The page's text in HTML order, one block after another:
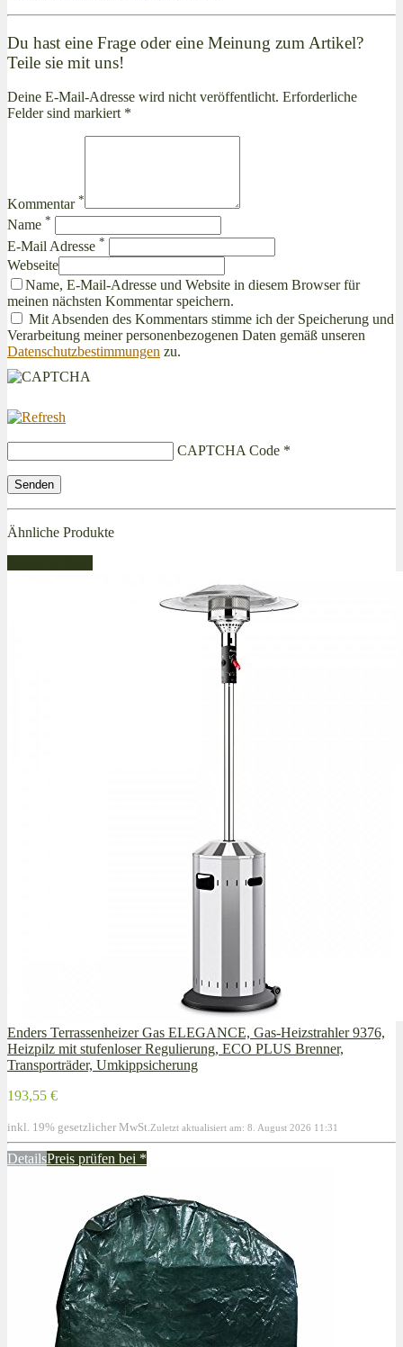
Du hast eine Frage oder eine Meinung zum Artikel?
Teile sie mit uns!
Deine E-Mail-Adresse wird nicht veröffentlicht. Erforderliche
Felder sind markiert *
Kommentar *
Name *
E-Mail Adresse *
Webseite
Name, E-Mail-Adresse und Website in diesem Browser für
meinen nächsten Kommentar speichern.
Mit Absenden des Kommentars stimme ich der Speicherung und
Verarbeitung meiner personenbezogenen Daten gemäß unseren
Datenschutzbestimmungen zu.
CAPTCHA Code *
Ähnliche Produkte
Enders Terrassenheizer Gas ELEGANCE, Gas-Heizstrahler 9376,
Heizpilz mit stufenloser Regulierung, ECO PLUS Brenner,
Transporträder, Umkippsicherung
193,55 €
inkl. 19% gesetzlicher MwSt. Zuletzt aktualisiert am: 8. August 2026 11:31
DetailsPreis prüfen bei *